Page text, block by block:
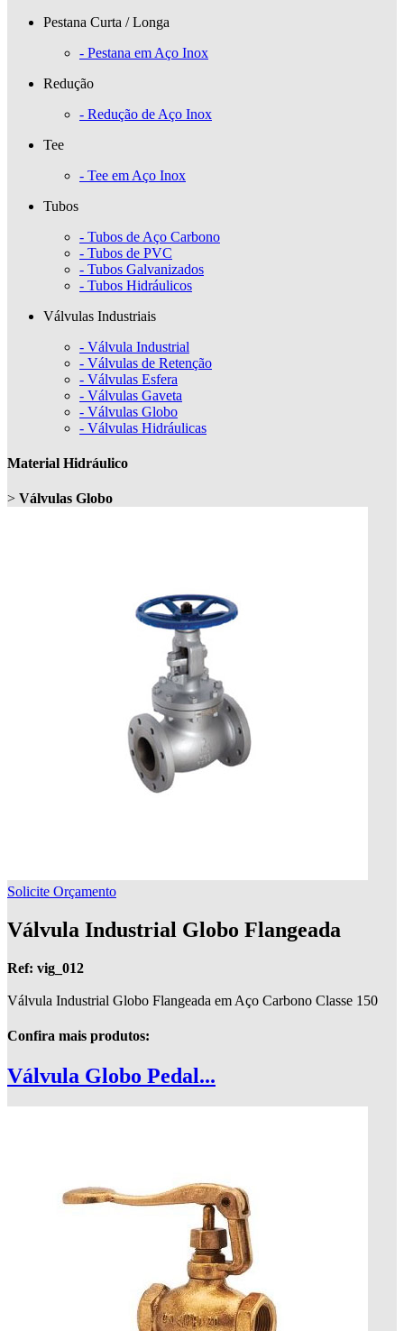
Pestana Curta / Longa
- Pestana em Aço Inox
Redução
- Redução de Aço Inox
Tee
- Tee em Aço Inox
Tubos
- Tubos de Aço Carbono
- Tubos de PVC
- Tubos Galvanizados
- Tubos Hidráulicos
Válvulas Industriais
- Válvula Industrial
- Válvulas de Retenção
- Válvulas Esfera
- Válvulas Gaveta
- Válvulas Globo
- Válvulas Hidráulicas
Material Hidráulico
> Válvulas Globo
Solicite Orçamento
Válvula Industrial Globo Flangeada
Ref: vig_012
Válvula Industrial Globo Flangeada em Aço Carbono Classe 150
Confira mais produtos:
Válvula Globo Pedal...